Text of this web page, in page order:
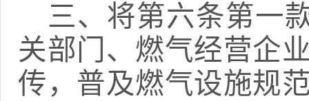
三、 将第六条第一
关部门、燃气经营企
传，普及燃气设施规